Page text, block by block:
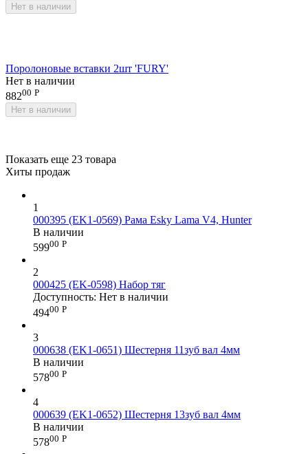
Нет в наличии
Поролоновые вставки 2шт 'FURY'
Нет в наличии
88200 Р
Нет в наличии
Показать еще 23 товара
Хиты продаж
1
000395 (EK1-0569) Рама Esky Lama V4, Hunter
В наличии
59900 Р
2
000425 (EK-0598) Набор тяг
Доступность: Нет в наличии
49400 Р
3
000638 (EK1-0651) Шестерня 11зуб вал 4мм
В наличии
57800 Р
4
000639 (EK1-0652) Шестерня 13зуб вал 4мм
В наличии
57800 Р